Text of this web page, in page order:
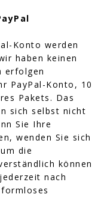
Konto werden
haben keinen
erfolgen
PayPal-Konto, 10
Pakets. Das
sich selbst nicht
Sie Ihre
wenden Sie sich
die
können
nach